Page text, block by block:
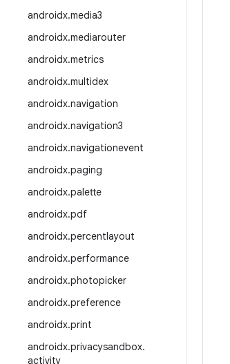
androidx.media3
androidx.mediarouter
androidx.metrics
androidx.multidex
androidx.navigation
androidx.navigation3
androidx.navigationevent
androidx.paging
androidx.palette
androidx.pdf
androidx.percentlayout
androidx.performance
androidx.photopicker
androidx.preference
androidx.print
androidx.privacysandbox.
activity